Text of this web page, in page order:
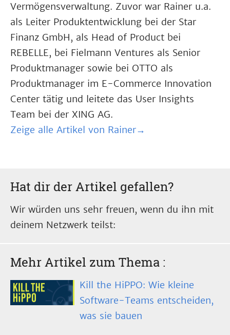
Vermögensverwaltung. Zuvor war Rainer u.a.
als Leiter Produktentwicklung bei der Star
Finanz GmbH, als Head of Product bei
REBELLE, bei Fielmann Ventures als Senior
Produktmanager sowie bei OTTO als
Produktmanager im E-Commerce Innovation
Center tätig und leitete das User Insights
Team bei der XING AG.
Zeige alle Artikel von Rainer→
Hat dir der Artikel gefallen?
Wir würden uns sehr freuen, wenn du ihn mit
deinem Netzwerk teilst:
Mehr Artikel zum Thema :
Kill the HiPPO: Wie kleine
Software-Teams entscheiden,
was sie bauen